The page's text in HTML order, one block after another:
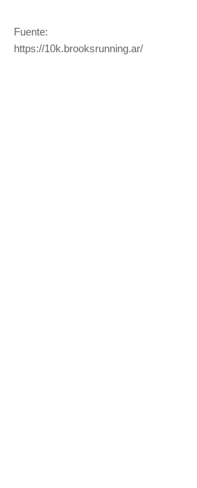
Fuente:
https://10k.brooksrunning.ar/